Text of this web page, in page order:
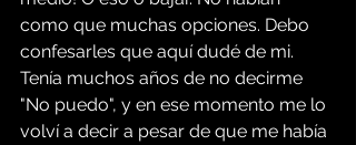
como que muchas opciones. Debo
confesarles que aquí dudé de mi.
Tenía muchos años de no decirme
"No puedo", y en ese momento me lo
volví a decir a pesar de que me había